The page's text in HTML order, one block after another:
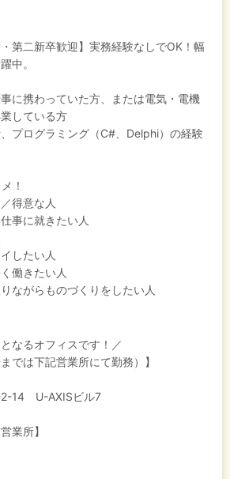
・第二新卒歓迎】実務経験なしでOK！幅
中。
に携わっていた方、または電気・電機
している方
プログラミング（C#、Delphi）の経験
！
得意な人
事に就きたい人
したい人
働きたい人
ながらものづくりをしたい人
なるオフィスです！／
では下記営業所にて勤務）】
2-14 U-AXISビル7
業所】